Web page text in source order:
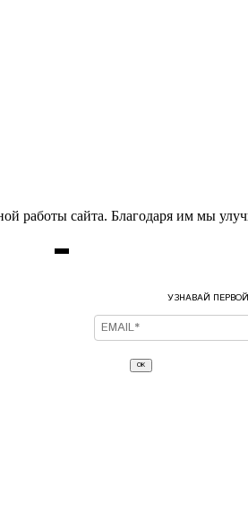
работы сайта. Благодаря им мы
УЗНАВАЙ
ОК